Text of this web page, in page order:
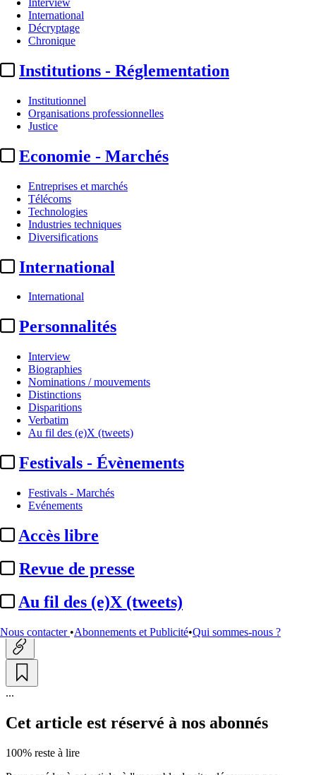
Interview
International
Décryptage
Chronique
Institutions - Réglementation
Institutionnel
Organisations professionnelles
Justice
Economie - Marchés
Entreprises et marchés
Télécoms
Technologies
Industries techniques
Diversifications
International
International
Personnalités
Interview
Biographies
Nominations / mouvements
Distinctions
Disparitions
Verbatim
Au fil des (e)X (tweets)
Festivals - Évènements
Festivals - Marchés
Evénements
Accès libre
Revue de presse
Au fil des (e)X (tweets)
Nous contacter •Abonnements et Publicité•Qui sommes-nous ?
Altice Media :
Rodolphe Saadé (CMA CMG)
pour ...
Actualité n° 300821|Publié le 07 juin 2024 18:33
...
Cet article est réservé à nos abonnés
100% reste à lire